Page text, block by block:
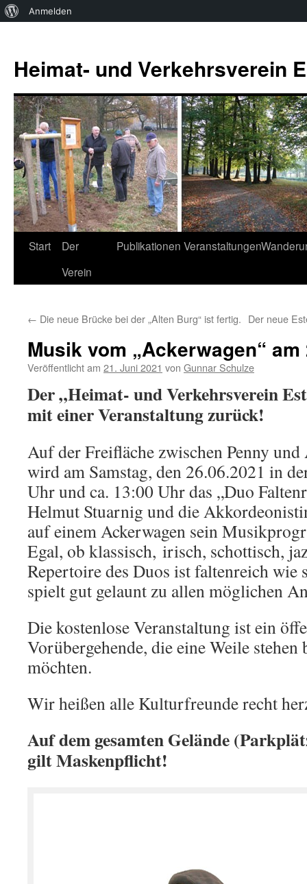
Über
Anmelden
springen
Heimat- und Verkehrsverein
Start
Der
Verein
Publikationen Veranstaltungen
← Die neue Brücke bei der „Alten Burg“ ist fertig. Der neue
Musik vom „Ackerwagen“
Veröffentlicht am 21. Juni 2021 von Gunnar Schulze
Der „Heimat- und Verkehrsverein
mit einer Veranstaltung zurück!
Auf der Freifläche zwischen Penny
wird am Samstag, den 26.06.2021 in
Uhr und ca. 13:00 Uhr das „Duo
Helmut Stuarnig und die
auf einem Ackerwagen sein
Egal, ob klassisch, irisch, schottisch,
Repertoire des Duos ist faltenreich wie
spielt gut gelaunt zu allen möglichen
Die kostenlose Veranstaltung ist ein
Vorübergehende, die eine Weile
möchten.
Wir heißen alle Kulturfreunde recht
Auf dem gesamten Gelände
gilt Maskenpflicht!